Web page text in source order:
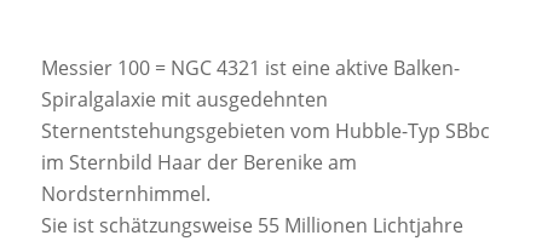
Messier 100 = NGC 4321 ist eine aktive Balken-
Spiralgalaxie mit ausgedehnten
Sternentstehungsgebieten vom Hubble-Typ SBbc
im Sternbild Haar der Berenike am
Nordsternhimmel.
Sie ist schätzungsweise 55 Millionen Lichtjahre